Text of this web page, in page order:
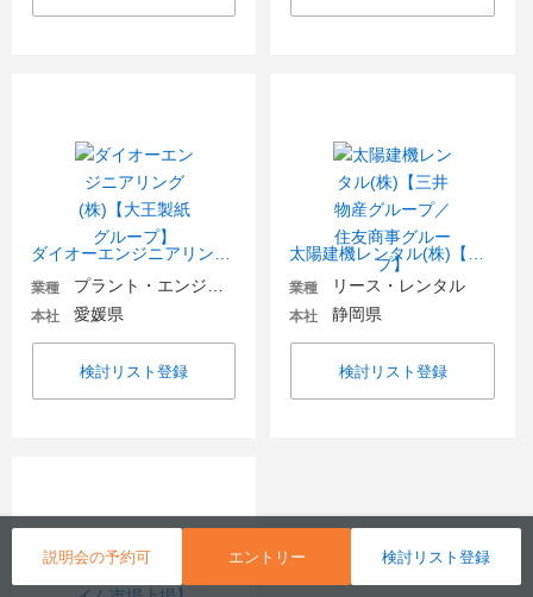
説明会の予約可 エントリー 検討リスト登録
業種
本社 愛媛県
検討リスト登録
業種 リース・レンタル
本社 静岡県
検討リスト登録